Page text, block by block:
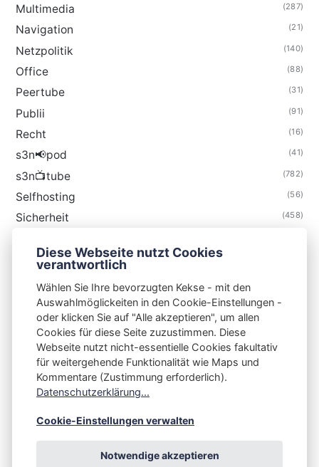
Multimedia (287)
Navigation (21)
Netzpolitik (140)
Office (88)
Peertube (31)
Publii (91)
Recht (16)
s3n📢pod (41)
s3n📺tube (782)
Selfhosting (56)
Sicherheit (458)
Thunderbird
S3N🧩NET
Integrating Open-Source Blog Network (iOSBN)
Impressum
Kontakt
Diese Webseite nutzt Cookies
verantwortlich
Wählen Sie Ihre bevorzugten Kekse - mit den
Auswahlmöglickeiten in den Cookie-Einstellungen -
oder klicken Sie auf "Alle akzeptieren", um allen
Cookies für diese Seite zuzustimmen. Diese
Webseite nutzt nicht-essentielle Cookies fakultativ
für weitergehende Funktionalität wie Maps und
Kommentare (Zustimmung erforderlich).
Datenschutzerklärung...
Cookie-Einstellungen verwalten
Notwendige akzeptieren